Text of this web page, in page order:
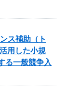
ス補助（ト
用した小規
る一般競争入